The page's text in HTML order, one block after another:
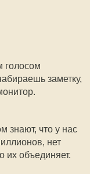
голосом
заметку,
знают, что у нас
нет
их объединяет.